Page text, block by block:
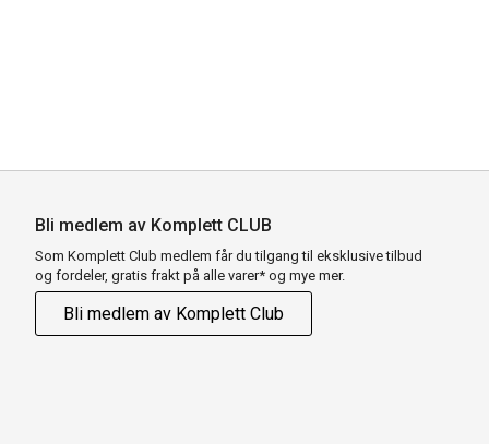
Bli medlem av Komplett CLUB
Som Komplett Club medlem får du tilgang til eksklusive tilbud
og fordeler, gratis frakt på alle varer* og mye mer.
Bli medlem av Komplett Club